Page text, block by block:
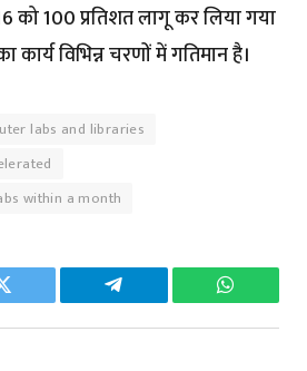
को 100 प्रतिशत लागू कर लिया गया
विभिन्न चरणों में गतिमान है।
labs and libraries
within a month
Twitter Telegram